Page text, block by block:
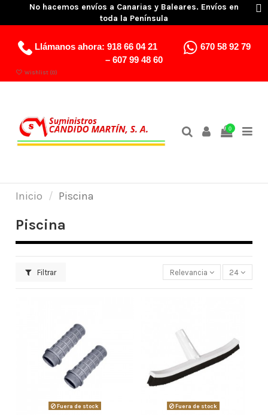
No hacemos envíos a Canarias y Baleares. Envíos en
toda la Península
Llámanos ahora: 918 66 04 21
670 58 92 79
– 607 99 48 60
Wishlist (0)
0
Inicio Piscina
Piscina
Filtrar Relevancia 24
Fuera de stock Fuera de stock